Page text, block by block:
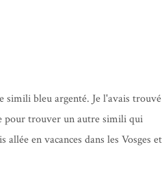
simili bleu argenté. Je l'avais trouvé
pour trouver un autre simili qui
en vacances dans les Vosges et